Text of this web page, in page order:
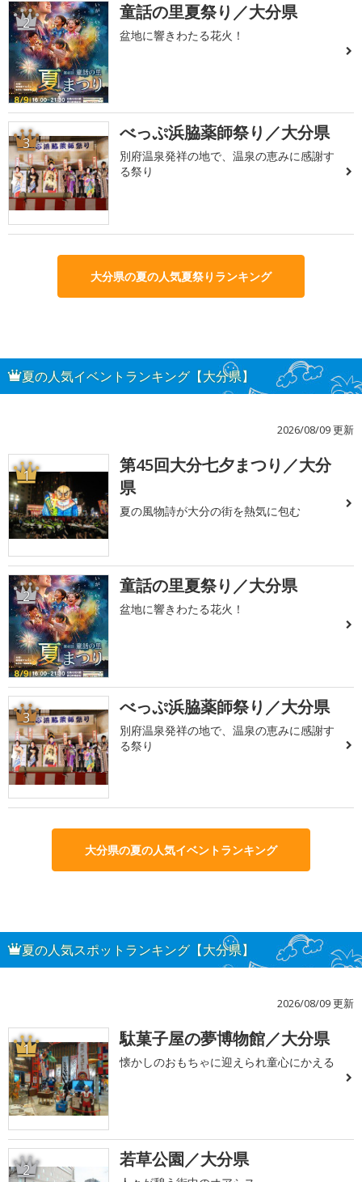
2 童話の里夏祭り／大分県
盆地に響きわたる花火！
3 べっぷ浜脇薬師祭り／大分県
別府温泉発祥の地で、温泉の恵みに感謝す
る祭り
大分県の夏の人気夏祭りランキング
夏の人気イベントランキング【大分県】
2026/08/09 更新
1
第45回大分七夕まつり／大分
県
夏の風物詩が大分の街を熱気に包む
2 童話の里夏祭り／大分県
盆地に響きわたる花火！
3 べっぷ浜脇薬師祭り／大分県
別府温泉発祥の地で、温泉の恵みに感謝す
る祭り
大分県の夏の人気イベントランキング
夏の人気スポットランキング【大分県】
2026/08/09 更新
1 駄菓子屋の夢博物館／大分県
懐かしのおもちゃに迎えられ童心にかえる
2 若草公園／大分県